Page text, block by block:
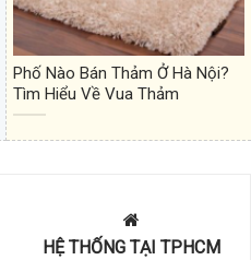
Phố Nào Bán Thảm Ở Hà Nội?
Tìm Hiểu Về Vua Thảm
HỆ THỐNG TẠI TPHCM